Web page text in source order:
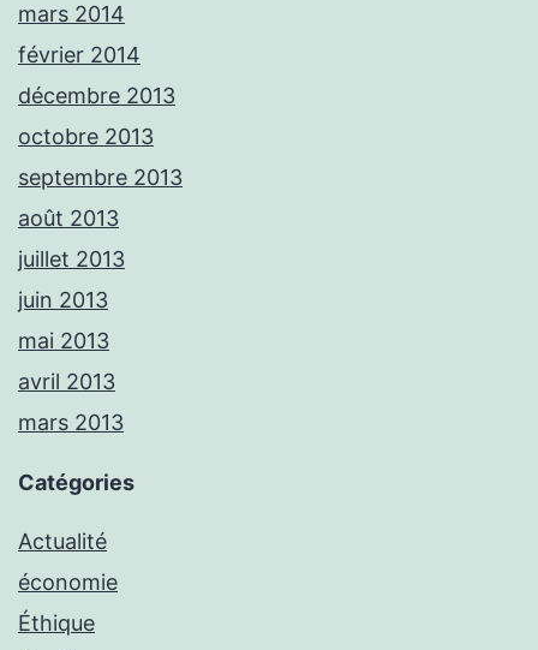
mars 2014
février 2014
décembre 2013
octobre 2013
septembre 2013
août 2013
juillet 2013
juin 2013
mai 2013
avril 2013
mars 2013
Catégories
Actualité
économie
Éthique